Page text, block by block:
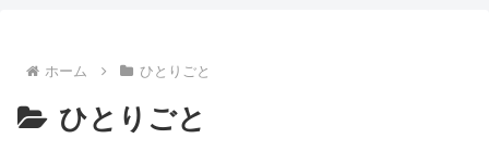
ホーム ひとりごと
ひとりごと